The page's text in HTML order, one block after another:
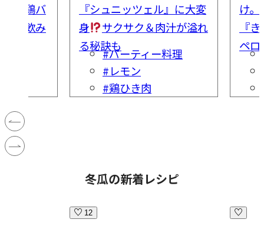
品『鶏バ
を飲み
『シュニッツェル』に大変
身
サクサク＆肉汁が溢れ
る秘訣も
#パーティー料理
#レモン
#鶏ひき肉
け
『
ペロ
冬瓜の新着レシピ
12